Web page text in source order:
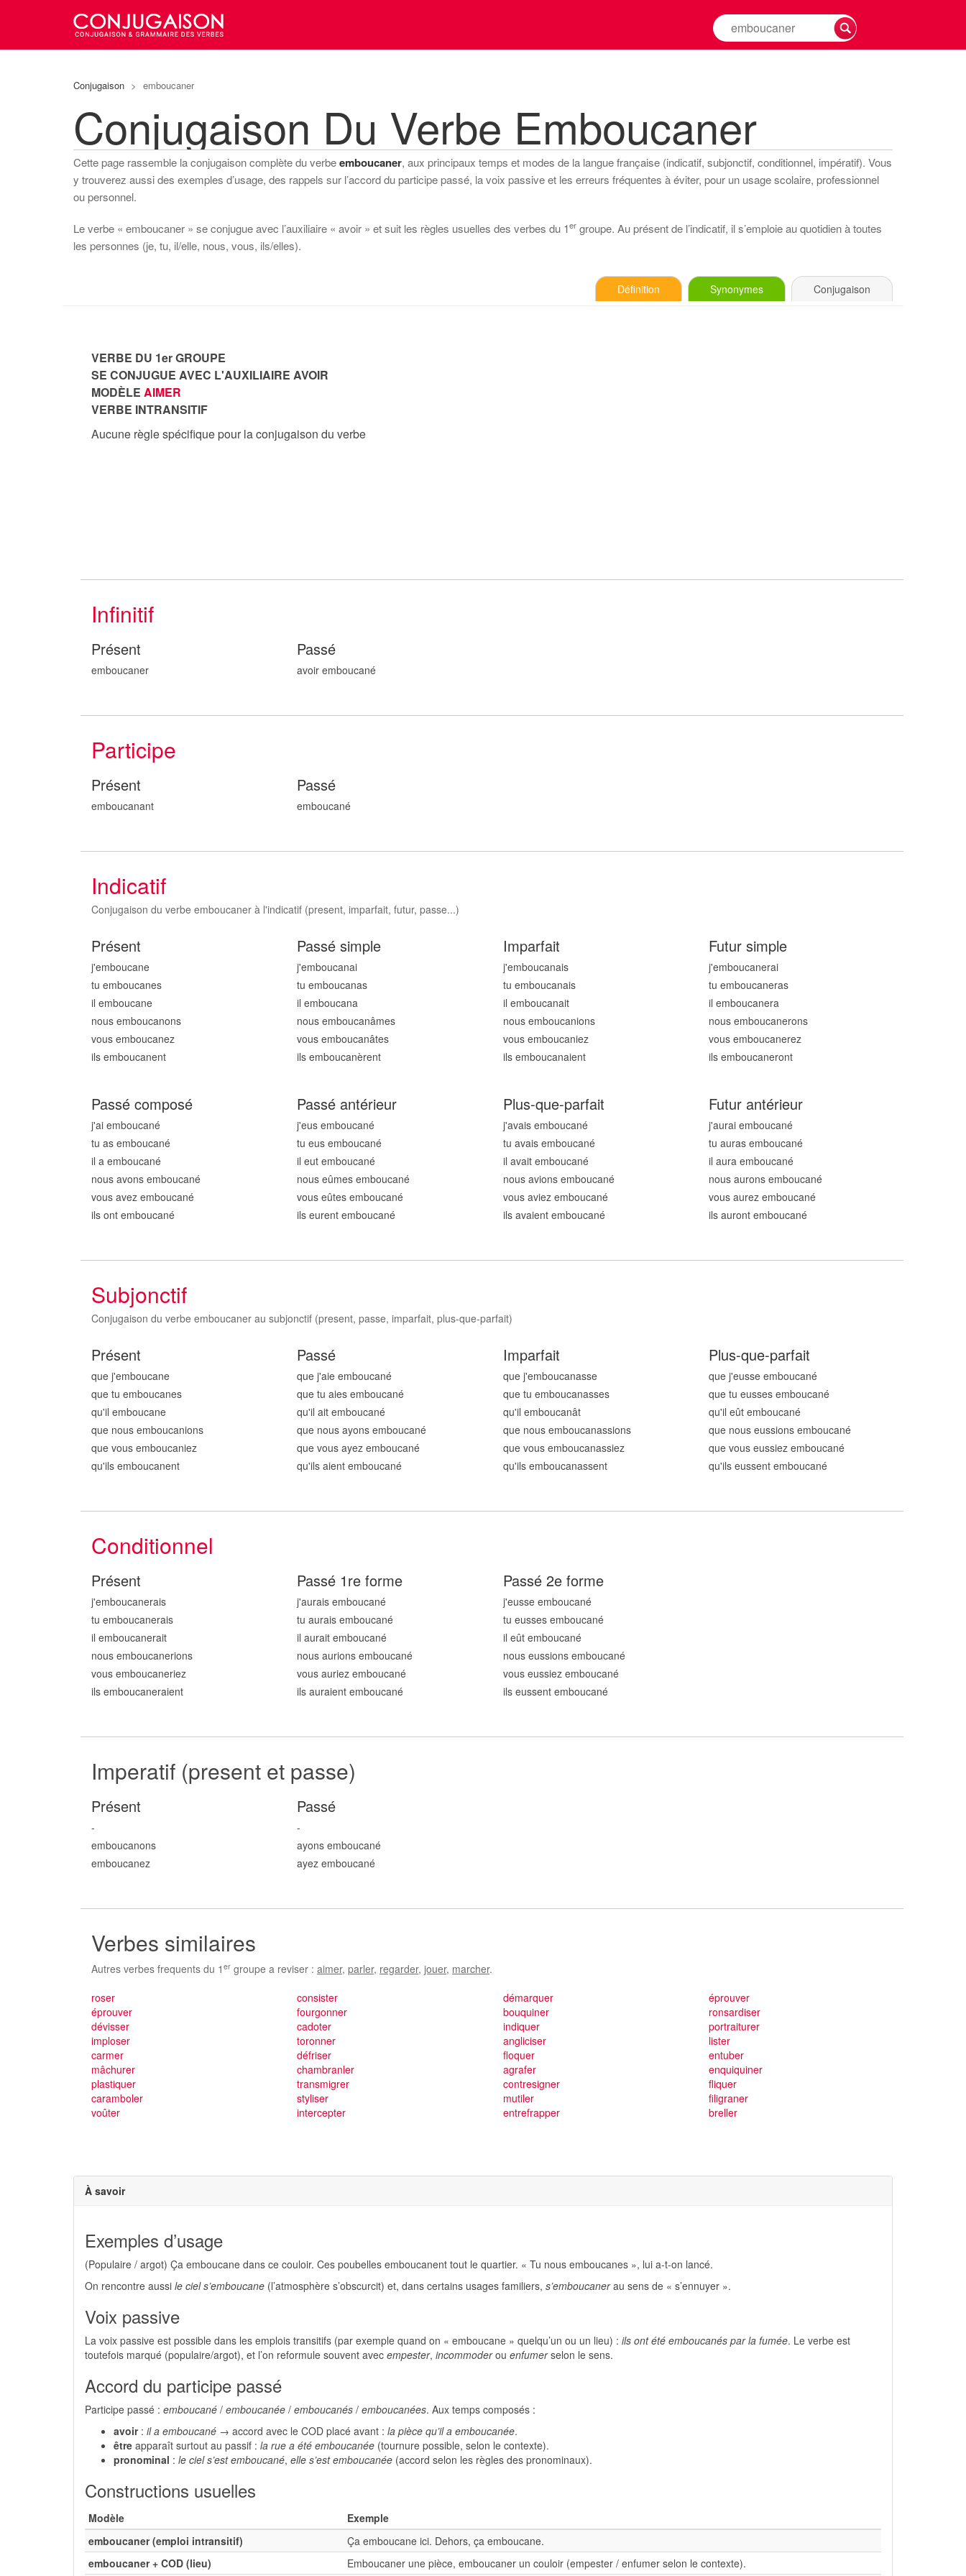
Rechercher
la
Conjugaison > emboucaner
Conjugaison Du Verbe Emboucaner
Cette page rassemble la conjugaison complète du verbeemboucaner, aux principaux temps et modes de la langue française (indicatif, subjonctif, conditionnel, impératif). Vous
y trouverez aussi des exemples d’usage, des rappels sur l’accord du participe passé, la voix passive et les erreurs fréquentes à éviter, pour un usage scolaire, professionnel
ou personnel.
Le verbe « emboucaner » se conjugue avec l’auxiliaire « avoir » et suit les règles usuelles des verbes du 1er groupe. Au présent de l’indicatif, il s’emploie au quotidien à toutes
les personnes (je, tu, il/elle, nous, vous, ils/elles).
Définition Synonymes Conjugaison
VERBE DU 1er GROUPE
SE CONJUGUE AVEC L'AUXILIAIRE AVOIR
MODÈLE AIMER
VERBE INTRANSITIF
Aucune règle spécifique pour la conjugaison du verbe
Infinitif
Présent
emboucaner
Passé
avoir emboucané
Participe
Présent
emboucanant
Passé
emboucané
Indicatif
Conjugaison du verbe emboucaner à l'indicatif (present, imparfait, futur, passe...)
Présent
j'emboucane
tu emboucanes
il emboucane
nous emboucanons
vous emboucanez
ils emboucanent
Passé simple
j'emboucanai
tu emboucanas
il emboucana
nous emboucanâmes
vous emboucanâtes
ils emboucanèrent
Imparfait
j'emboucanais
tu emboucanais
il emboucanait
nous emboucanions
vous emboucaniez
ils emboucanaient
Futur simple
j'emboucanerai
tu emboucaneras
il emboucanera
nous emboucanerons
vous emboucanerez
ils emboucaneront
Passé composé
j'ai emboucané
tu as emboucané
il a emboucané
nous avons emboucané
vous avez emboucané
ils ont emboucané
Passé antérieur
j'eus emboucané
tu eus emboucané
il eut emboucané
nous eûmes emboucané
vous eûtes emboucané
ils eurent emboucané
Plus-que-parfait
j'avais emboucané
tu avais emboucané
il avait emboucané
nous avions emboucané
vous aviez emboucané
ils avaient emboucané
Futur antérieur
j'aurai emboucané
tu auras emboucané
il aura emboucané
nous aurons emboucané
vous aurez emboucané
ils auront emboucané
Subjonctif
Conjugaison du verbe emboucaner au subjonctif (present, passe, imparfait, plus-que-parfait)
Présent
que j'emboucane
que tu emboucanes
qu'il emboucane
que nous emboucanions
que vous emboucaniez
qu'ils emboucanent
Passé
que j'aie emboucané
que tu aies emboucané
qu'il ait emboucané
que nous ayons emboucané
que vous ayez emboucané
qu'ils aient emboucané
Imparfait
que j'emboucanasse
que tu emboucanasses
qu'il emboucanât
que nous emboucanassions
que vous emboucanassiez
qu'ils emboucanassent
Plus-que-parfait
que j'eusse emboucané
que tu eusses emboucané
qu'il eût emboucané
que nous eussions emboucané
que vous eussiez emboucané
qu'ils eussent emboucané
Conditionnel
Présent
j'emboucanerais
tu emboucanerais
il emboucanerait
nous emboucanerions
vous emboucaneriez
ils emboucaneraient
Passé 1re forme
j'aurais emboucané
tu aurais emboucané
il aurait emboucané
nous aurions emboucané
vous auriez emboucané
ils auraient emboucané
Passé 2e forme
j'eusse emboucané
tu eusses emboucané
il eût emboucané
nous eussions emboucané
vous eussiez emboucané
ils eussent emboucané
Imperatif (present et passe)
Présent
-
emboucanons
emboucanez
Passé
-
ayons emboucané
ayez emboucané
Verbes similaires
Autres verbes frequents du 1 er groupe a reviser : aimer, parler, regarder, jouer, marcher.
roser
éprouver
dévisser
imploser
carmer
mâchurer
plastiquer
caramboler
voûter
consister
fourgonner
cadoter
toronner
défriser
chambranler
transmigrer
styliser
intercepter
démarquer
bouquiner
indiquer
angliciser
floquer
agrafer
contresigner
mutiler
entrefrapper
éprouver
ronsardiser
portraiturer
lister
entuber
enquiquiner
fliquer
filigraner
breller
À savoir
Exemples d’usage
(Populaire / argot) Ça emboucane dans ce couloir. Ces poubelles emboucanent tout le quartier. « Tu nous emboucanes », lui a-t-on lancé.
On rencontre aussi le ciel s’emboucane (l’atmosphère s’obscurcit) et, dans certains usages familiers, s’emboucanerau sens de « s’ennuyer ».
Voix passive
La voix passive est possible dans les emplois transitifs (par exemple quand on « emboucane » quelqu’un ou un lieu) : ils ont été emboucanés par la fumée. Le verbe est
toutefois marqué (populaire/argot), et l’on reformule souvent avec empester, incommoderou enfumerselon le sens.
Accord du participe passé
Participe passé : emboucané / emboucanée / emboucanés / emboucanées. Aux temps composés :
avoir: il a emboucané → accord avec le COD placé avant : la pièce qu’il a emboucanée.
être apparaît surtout au passif : la rue a été emboucanée (tournure possible, selon le contexte).
pronominal : le ciel s’est emboucané, elle s’est emboucanée (accord selon les règles des pronominaux).
Constructions usuelles
Modèle
Exemple
emboucaner (emploi intransitif)
Ça emboucane ici. Dehors, ça emboucane.
emboucaner + COD (lieu)
Emboucaner une pièce, emboucaner un couloir (empester / enfumer selon le contexte).